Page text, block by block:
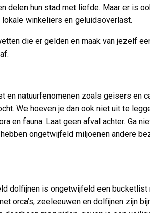
delen hun stad met liefde. Maar er is
winkeliers en geluidsoverlast.
die er gelden en maak van jezelf
en natuurfenomenen zoals geisers en
We hoeven je dan ook niet uit te
en fauna. Laat geen afval achter. Ga
ongetwijfeld miljoenen andere
dolfijnen is ongetwijfeld een bucketlist
orca’s, zeeleeuwen en dolfijnen zijn